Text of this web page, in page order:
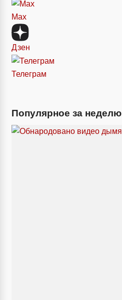
Max
Дзен
Телеграм
Популярное за неделю